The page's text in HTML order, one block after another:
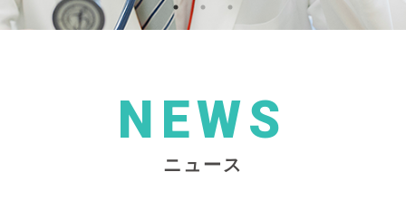
NEWS
ニュース